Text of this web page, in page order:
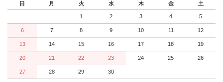
日 月 火 水 木 金 土
1 2 3 4 5
6 7 8 9 10 11 12
13 14 15 16 17 18 19
20 21 22 23 24 25 26
27 28 29 30